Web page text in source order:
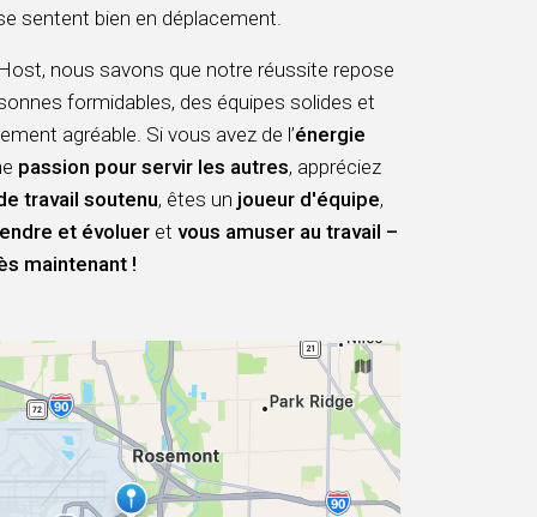
sentent bien en déplacement.
nous savons que notre réussite repose
formidables, des équipes solides et
agréable. Si vous avez de l’énergie
passion pour servir les autres, appréciez
travail soutenu, êtes un joueur d'équipe,
et évoluer et vous amuser au travail –
maintenant !